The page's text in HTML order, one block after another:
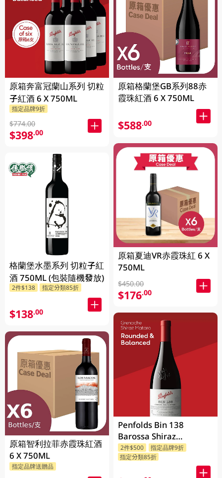
原箱奔富冠蘭山系列 切粒
子紅酒 6 X 750ML
指定品牌9折
$774.00
$398.00
格蘭堡水墨系列 切粒子紅
酒 750ML (包裝隨機發放)
2件$138 指定分類85折
$138.00
原箱智利拉菲赤霞珠紅酒
6 X 750ML
指定品牌送贈品
原箱格蘭堡GB系列88赤
霞珠紅酒 6 X 750ML
$588.00
原箱夏迪VR赤霞珠紅 6 X
750ML
$450.00
$176.00
Penfolds Bin 138
Barossa Shiraz
Grenache Mataro
750ML
2件$500
指定品牌9折
指定分類85折